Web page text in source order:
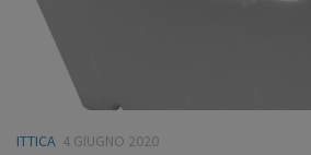
ITTICA 4 GIUGNO 2020